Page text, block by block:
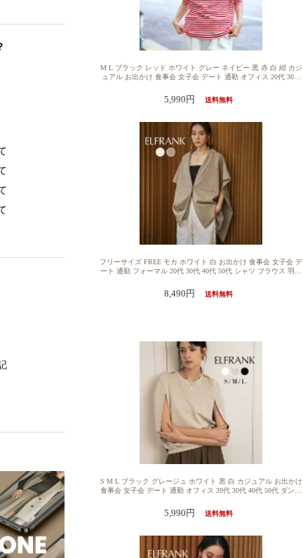
M L ブラック レッド ホワイト グレー ネイビー 黒 赤 白 紺 カジ
ュアル お出かけ 食事会 女子会 デート 通勤 オフィス 20代 30代
ットソー 1枚で決まる ゆったり 半袖 着痩せ ブラウス おしゃれ
きれいめ 体型カバー かわいい クルーネック 丸首 シンプル 大き
フスリーブ 綿混 コットン 自宅洗濯可能
5,990円 送料無料
フリーサイズ FREE モカ ホワイト 白 お出かけ 食事会 女子会 デ
ート 通勤 フォーマル 20代 30代 40代 50代 シャツ ブラウス 羽織
ース トップス きれいめ 1枚で決まる 半袖 袖付き テーラード カ
ジュアル オフィス ゆったり 着痩せ おしゃれ 体型カバー かわい
8,490円 送料無料
S M L ブラック グレージュ ホワイト 黒 白 カジュアル お出かけ
食事会 女子会 デート 通勤 オフィス 20代 30代 40代 50代 ダンボ
ディース プルオーバー カットソー 1枚で決まる ゆったり 着痩
せ ブラウス おしゃれ きれいめ 体型カバー かわいい クルーネッ
ル ケープ風 ケープスリーブ バルーン イレギュラーヘム
5,990円 送料無料